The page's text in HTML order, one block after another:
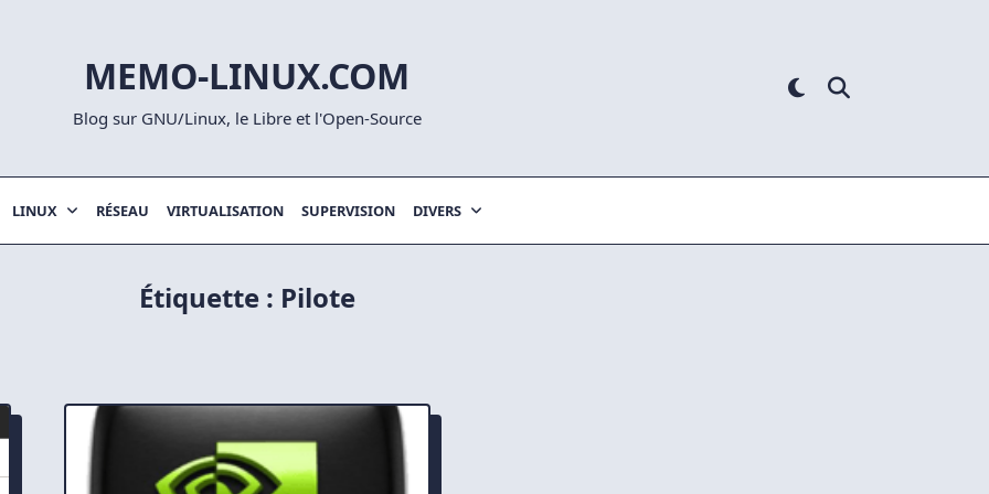
MEMO-LINUX.COM
Blog sur GNU/Linux, le Libre et l'Open-Source
LINUX RÉSEAU VIRTUALISATION SUPERVISION DIVERS
Étiquette : Pilote